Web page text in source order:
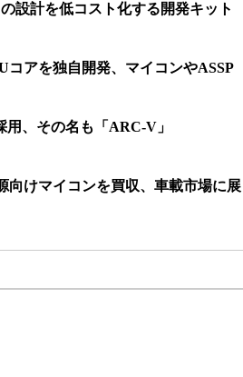
設計を低コスト化する開発キット
コアを独自開発、マイコンやASSP
、その名も「ARC-V」
向けマイコンを買収、車載市場に展